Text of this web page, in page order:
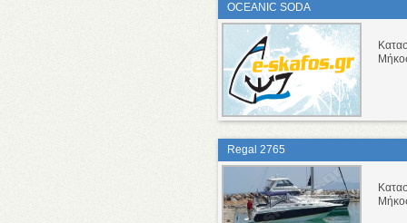
OCEANIC SODA
Regal 2765